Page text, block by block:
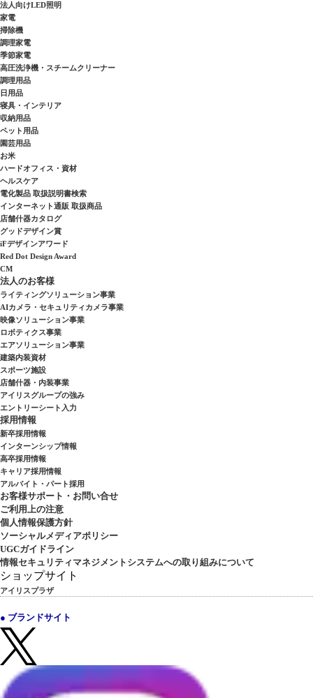
法人向けLED照明
家電
掃除機
調理家電
季節家電
高圧洗浄機・スチームクリーナー
調理用品
日用品
寝具・インテリア
収納用品
ペット用品
園芸用品
お米
ハードオフィス・資材
ヘルスケア
電化製品 取扱説明書検索
インターネット通販 取扱商品
店舗什器カタログ
グッドデザイン賞
iFデザインアワード
Red Dot Design Award
CM
法人のお客様
ライティングソリューション事業
AIカメラ・セキュリティカメラ事業
映像ソリューション事業
ロボティクス事業
エアソリューション事業
建築内装資材
スポーツ施設
店舗什器・内装事業
アイリスグループの強み
エントリーシート入力
採用情報
新卒採用情報
インターンシップ情報
高卒採用情報
キャリア採用情報
アルバイト・パート採用
お客様サポート・お問い合せ
ご利用上の注意
個人情報保護方針
ソーシャルメディアポリシー
UGCガイドライン
情報セキュリティマネジメントシステムへの取り組みについて
ショップサイト
アイリスプラザ
● ブランドサイト